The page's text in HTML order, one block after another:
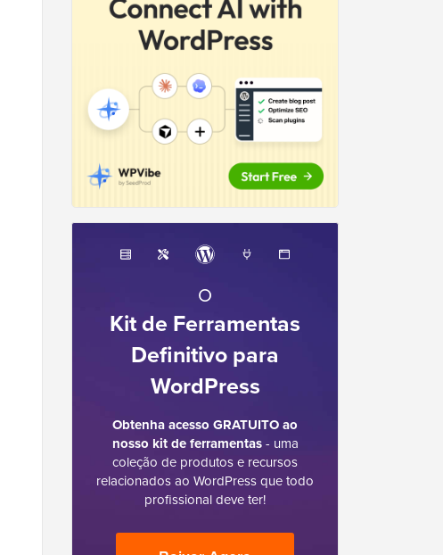
O
Kit de Ferramentas
Definitivo para
WordPress
Obtenha acesso GRATUITO ao
nosso kit de ferramentas- uma
coleção de produtos e recursos
relacionados ao WordPress que todo
profissional deve ter!